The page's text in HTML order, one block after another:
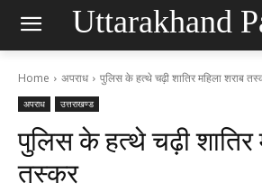
Uttarakhand
Home अपराध पुलिस के हत्थे चढ़ी शातिर महिला शराब
अपराध उत्तराखण्ड
पुलिस के हत्थे चढ़ी शातिर
तस्कर